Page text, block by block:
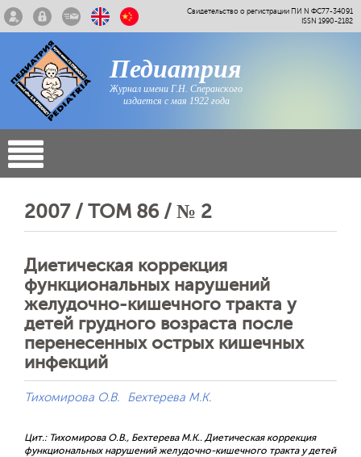
Свидетельство о регистрации ПИ N ФС77-34091
ISSN 1990-2182
Педиатрия
Журнал имени Г.Н. Сперанского
издается с мая 1922 года
2007 / ТОМ 86 / № 2
Диетическая коррекция
функциональных нарушений
желудочно-кишечного тракта у
детей грудного возраста после
перенесенных острых кишечных
инфекций
Тихомирова О.В. Бехтерева М.К.
Цит.: Тихомирова О.В., Бехтерева М.К.. Диетическая коррекция
функциональных нарушений желудочно-кишечного тракта у детей